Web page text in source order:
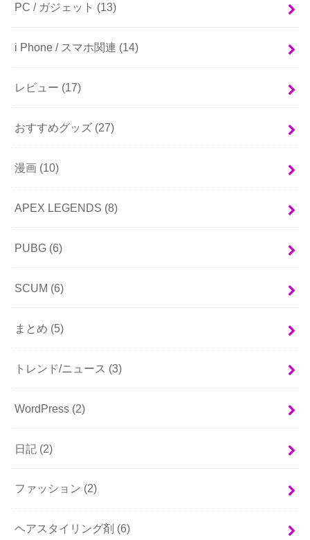
PC / ガジェット (13)
i Phone / スマホ関連 (14)
レビュー (17)
おすすめグッズ (27)
漫画 (10)
APEX LEGENDS (8)
PUBG (6)
SCUM (6)
まとめ (5)
トレンド/ニュース (3)
WordPress (2)
日記 (2)
ファッション (2)
ヘアスタイリング剤 (6)